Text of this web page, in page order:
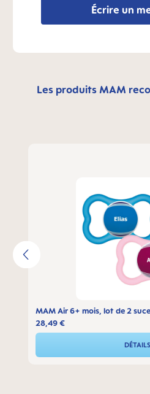
Écrire un
Les produits MAM
MAM Air 6+ mois, lot de 2
28,49 €
DÉTAILS